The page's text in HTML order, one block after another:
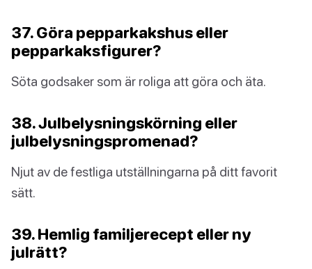
37. Göra pepparkakshus eller
pepparkaksfigurer?
Söta godsaker som är roliga att göra och äta.
38. Julbelysningskörning eller
julbelysningspromenad?
Njut av de festliga utställningarna på ditt favorit
sätt.
39. Hemlig familjerecept eller ny
julrätt?